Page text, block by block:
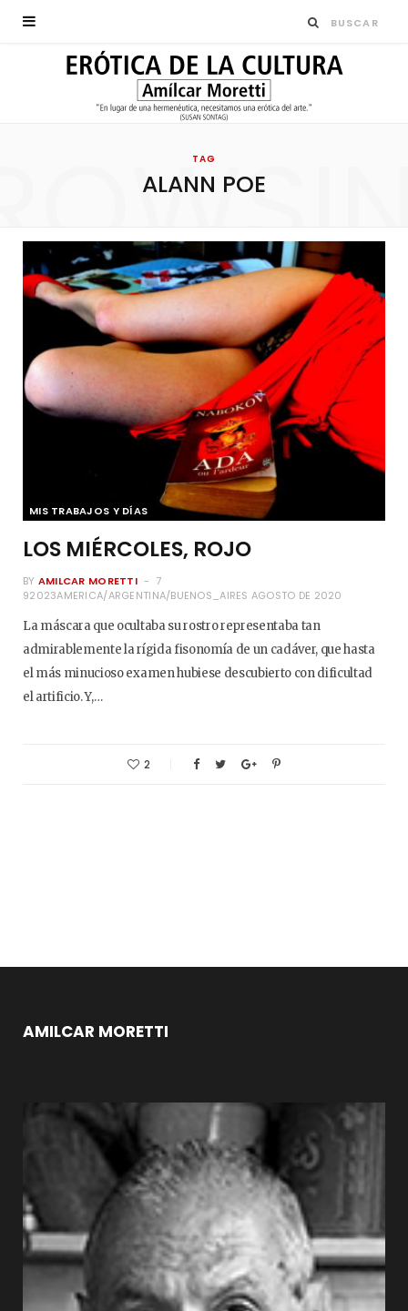
TAG
ALANN POE
MIS TRABAJOS Y DÍAS
LOS MIÉRCOLES, ROJO
BY AMILCAR MORETTI
7
92023AMERICA/ARGENTINA/BUENOS_AIRES AGOSTO DE 2020
La máscara que ocultaba su rostro representaba tan
admirablemente la rígida fisonomía de un cadáver, que hasta
el más minucioso examen hubiese descubierto con dificultad
el artificio. Y,…
2
AMILCAR MORETTI